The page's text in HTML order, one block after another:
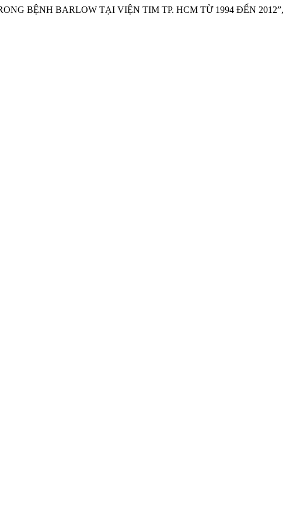
BỆNH BARLOW TẠI VIỆN TIM TP. HCM TỪ 1994 ĐẾN 2012”,